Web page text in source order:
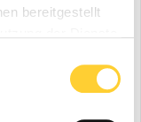
bereitgestellt